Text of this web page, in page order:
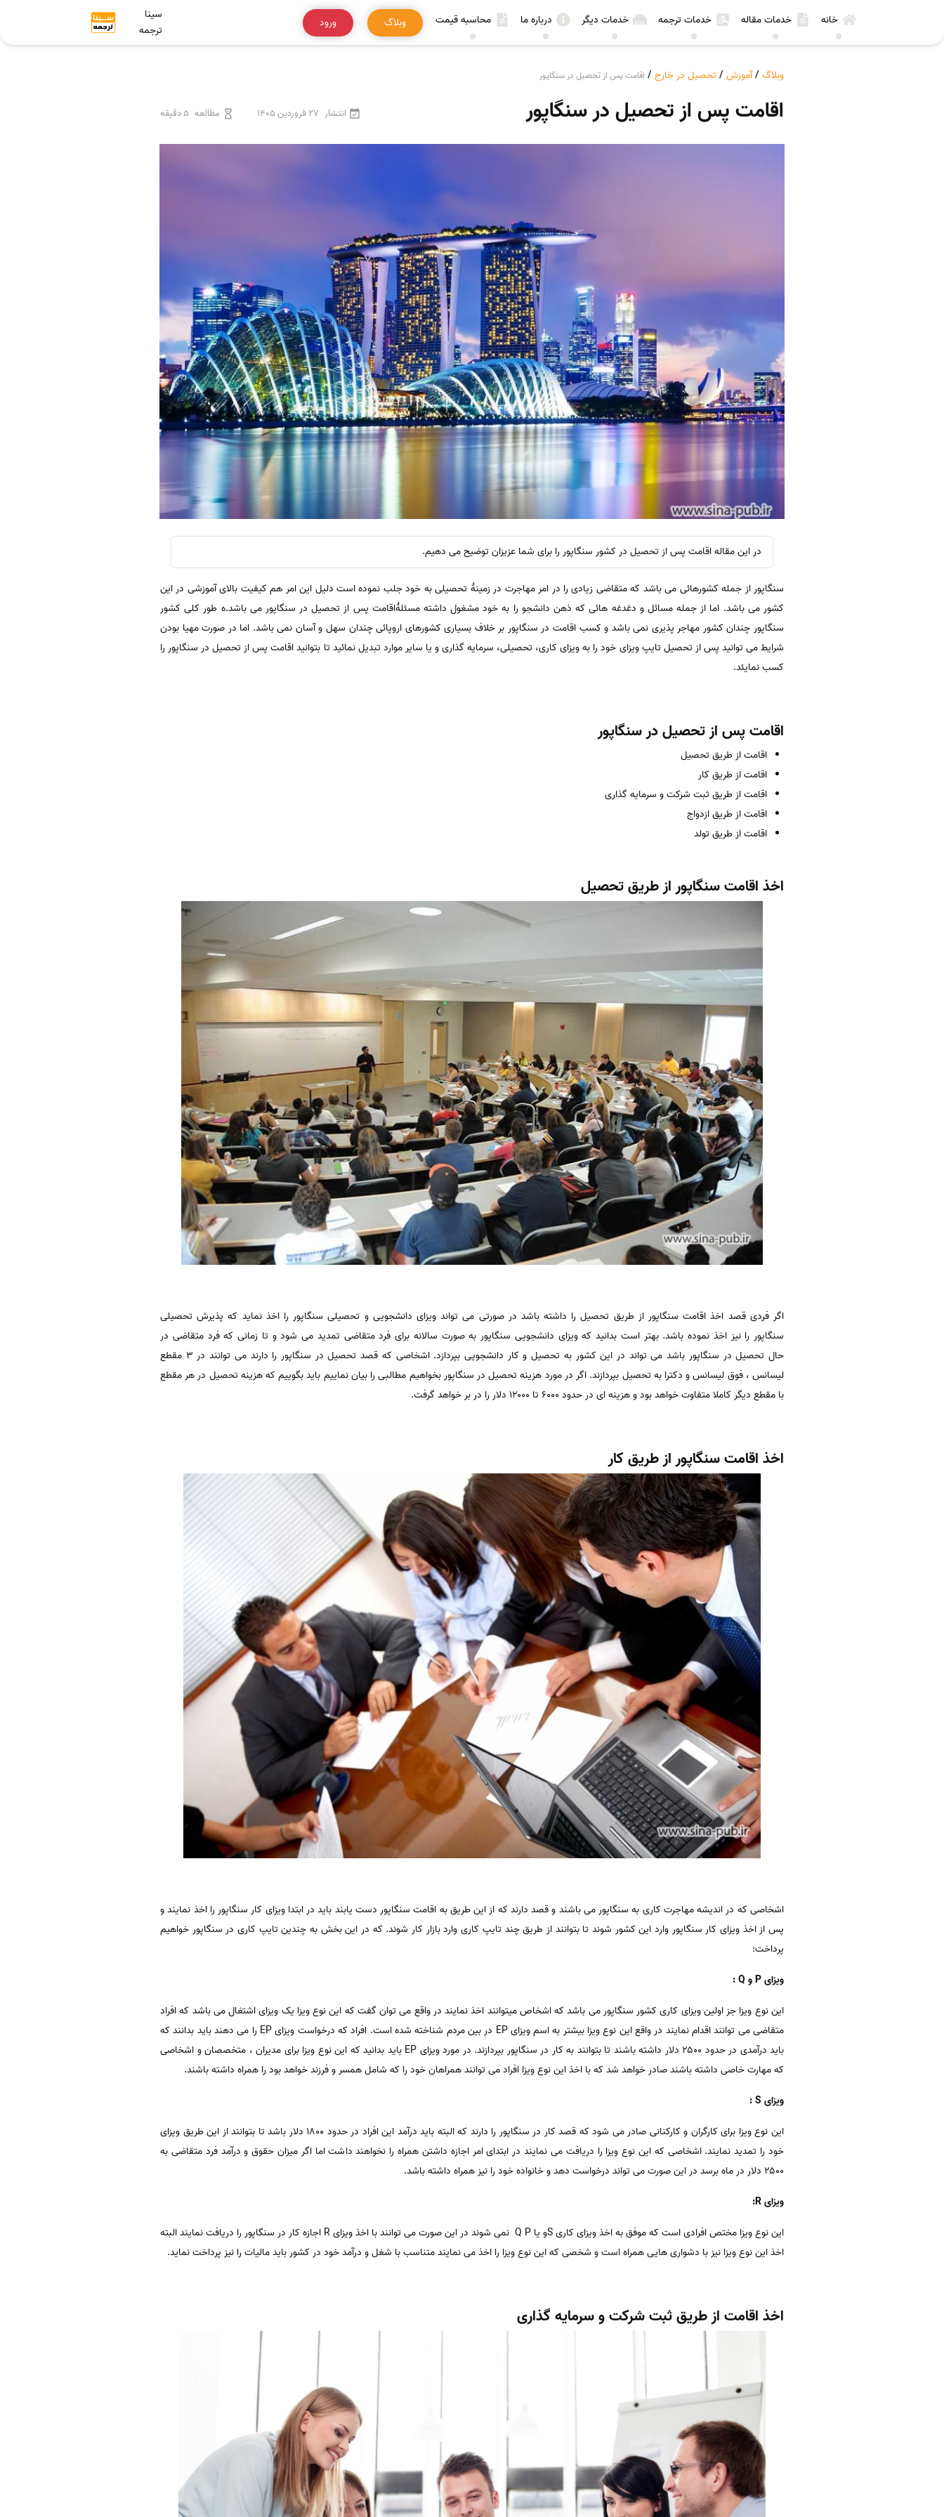
خانه خدمات مقاله خدمات ترجمه خدمات دیگر درباره ما محاسبه قیمت وبلاگ ورود
سینا
ترجمه
وبلاگ /آموزش / تحصیل در خارج / اقامت پس از تحصیل در سنگاپور
اقامت پس از تحصیل در سنگاپور انتشار 27 فروردین 1405 مطالعه 5 دقیقه
در این مقاله اقامت پس از تحصیل در کشور سنگاپور را برای شما عزیزان توضیح می دهیم.
سنگاپور از جمله کشورهائی می باشد که متقاضی زیادی را در امر مهاجرت در زمینۀ تحصیلی به خود جلب نموده است دلیل این امر هم کیفیت بالای آموزشی در این
کشور می باشد. اما از جمله مسائل و دغدغه هائی که ذهن دانشجو را به خود مشغول داشته مسئلۀاقامت پس از تحصیل در سنگاپور می باشد.ه طور کلی کشور
سنگاپور چندان کشور مهاجر پذیری نمی باشد و کسب اقامت در سنگاپور بر خلاف بسیاری کشورهای اروپائی چندان سهل و آسان نمی باشد. اما در صورت مهیا بودن
شرایط می توانید پس از تحصیل تایپ ویزای خود را به ویزای کاری، تحصیلی، سرمایه گذاری و یا سایر موارد تبدیل نمائید تا بتوانید اقامت پس از تحصیل در سنگاپور را
کسب نمایئد.
اقامت پس از تحصیل در سنگاپور
اقامت از طریق تحصیل
اقامت از طریق کار
اقامت از طریق ثبت شرکت و سرمایه گذاری
اقامت از طریق ازدواج
اقامت از طریق تولد
اخذ اقامت سنگاپور از طریق تحصیل
اگر فردی قصد اخذ اقامت سنگاپور از طریق تحصیل را داشته باشد در صورتی می تواند ویزای دانشجویی و تحصیلی سنگاپور را اخذ نماید که پذیرش تحصیلی
سنگاپور را نیز اخذ نموده باشد. بهتر است بدانید که ویزای دانشجویی سنگاپور به صورت سالانه برای فرد متقاضی تمدید می شود و تا زمانی که فرد متقاضی در
حال تحصیل در سنگاپور باشد می تواند در این کشور به تحصیل و کار دانشجویی بپردازد. اشخاصی که قصد تحصیل در سنگاپور را دارند می توانند در ۳ مقطع
لیسانس ، فوق لیسانس و دکترا به تحصیل بپردازند. اگر در مورد هزینه تحصیل در سنگاپور بخواهیم مطالبی را بیان نماییم باید بگوییم که هزینه تحصیل در هر مقطع
با مقطع دیگر کاملا متفاوت خواهد بود و هزینه ای در حدود ۶۰۰۰ تا ۱۲۰۰۰ دلار را در بر خواهد گرفت.
اخذ اقامت سنگاپور از طریق کار
اشخاصی که در اندیشه مهاجرت کاری به سنگاپور می باشند و قصد دارند که از این طریق به اقامت سنگاپور دست یابند باید در ابتدا ویزای کار سنگاپور را اخذ نمایند و
پس از اخذ ویزای کار سنگاپور وارد این کشور شوند تا بتوانند از طریق چند تایپ کاری وارد بازار کار شوند. که در این بخش به چندین تایپ کاری در سنگاپور خواهیم
پرداخت:
ویزای P و Q :
این نوع ویزا جز اولین ویزای کاری کشور سنگاپور می باشد که اشخاص میتوانند اخذ نمایند در واقع می توان گفت که این نوع ویزا یک ویزای اشتغال می باشد که افراد
متقاضی می توانند اقدام نمایند در واقع این نوع ویزا بیشتر به اسم ویزای EP در بین مردم شناخته شده است. افراد که درخواست ویزای EP را می دهند باید بدانند که
باید درآمدی در حدود ۲۵۰۰ دلار داشته باشند تا بتوانند به کار در سنگاپور بپردازند. در مورد ویزای EP باید بدانید که این نوع ویزا برای مدیران ، متخصصان و اشخاصی
که مهارت خاصی داشته باشند صادر خواهد شد که با اخذ این نوع ویزا افراد می توانند همراهان خود را که شامل همسر و فرزند خواهد بود را همراه داشته باشند.
ویزای S :
این نوع ویزا برای کارگران و کارکنانی صادر می شود که قصد کار در سنگاپور را دارند که البته باید درآمد این افراد در حدود ۱۸۰۰ دلار باشد تا بتوانند از این طریق ویزای
خود را تمدید نمایند. اشخاصی که این نوع ویزا را دریافت می نمایند در ابتدای امر اجازه داشتن همراه را نخواهند داشت اما اگر میزان حقوق و درآمد فرد متقاضی به
۲۵۰۰ دلار در ماه برسد در این صورت می تواند درخواست دهد و خانواده خود را نیز همراه داشته باشد.
ویزای R:
این نوع ویزا مختص افرادی است که موفق به اخذ ویزای کاری Sو یا Q P نمی شوند در این صورت می توانند با اخذ ویزای R اجازه کار در سنگاپور را دریافت نمایند البته
اخذ این نوع ویزا نیز با دشواری هایی همراه است و شخصی که این نوع ویزا را اخذ می نمایند متناسب با شغل و درآمد خود در کشور باید مالیات را نیز پرداخت نماید.
اخذ اقامت از طریق ثبت شرکت و سرمایه گذاری